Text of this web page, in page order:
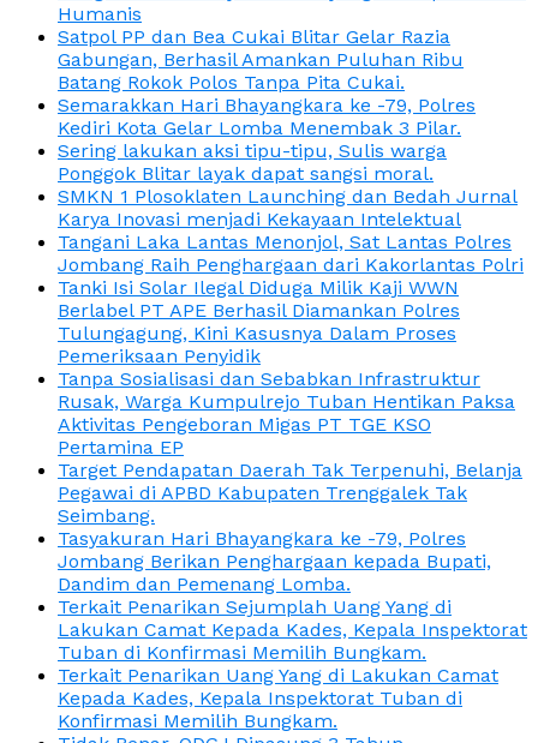
Humanis
Satpol PP dan Bea Cukai Blitar Gelar Razia
Gabungan, Berhasil Amankan Puluhan Ribu
Batang Rokok Polos Tanpa Pita Cukai.
Semarakkan Hari Bhayangkara ke -79, Polres
Kediri Kota Gelar Lomba Menembak 3 Pilar.
Sering lakukan aksi tipu-tipu, Sulis warga
Ponggok Blitar layak dapat sangsi moral.
SMKN 1 Plosoklaten Launching dan Bedah Jurnal
Karya Inovasi menjadi Kekayaan Intelektual
Tangani Laka Lantas Menonjol, Sat Lantas Polres
Jombang Raih Penghargaan dari Kakorlantas Polri
Tanki Isi Solar Ilegal Diduga Milik Kaji WWN
Berlabel PT APE Berhasil Diamankan Polres
Tulungagung, Kini Kasusnya Dalam Proses
Pemeriksaan Penyidik
Tanpa Sosialisasi dan Sebabkan Infrastruktur
Rusak, Warga Kumpulrejo Tuban Hentikan Paksa
Aktivitas Pengeboran Migas PT TGE KSO
Pertamina EP
Target Pendapatan Daerah Tak Terpenuhi, Belanja
Pegawai di APBD Kabupaten Trenggalek Tak
Seimbang.
Tasyakuran Hari Bhayangkara ke -79, Polres
Jombang Berikan Penghargaan kepada Bupati,
Dandim dan Pemenang Lomba.
Terkait Penarikan Sejumplah Uang Yang di
Lakukan Camat Kepada Kades, Kepala Inspektorat
Tuban di Konfirmasi Memilih Bungkam.
Terkait Penarikan Uang Yang di Lakukan Camat
Kepada Kades, Kepala Inspektorat Tuban di
Konfirmasi Memilih Bungkam.